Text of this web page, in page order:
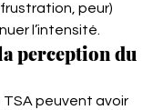
peur)
l’intensité.
perception du
peuvent avoir